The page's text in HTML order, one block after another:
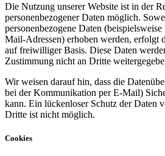
Die Nutzung unserer Website ist in der
personenbezogener Daten möglich.
personenbezogene Daten
Mail-Adressen) erhoben werden, erfolgt
auf freiwilliger Basis. Diese Daten
Zustimmung nicht an Dritte
Wir weisen darauf hin, dass die
bei der Kommunikation per E-Mail)
kann. Ein lückenloser Schutz der Daten
Dritte ist nicht möglich.
Cookies